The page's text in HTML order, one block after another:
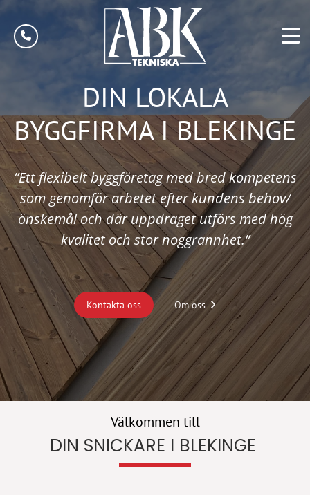
DIN LOKALA
BYGGFIRMA I BLEKINGE
”Ett flexibelt byggföretag med bred kompetens
som genomför arbetet efter kundens behov/
önskemål och där uppdraget utförs med hög
kvalitet och stor noggrannhet.”
Kontakta oss Om oss
Välkommen till
DIN SNICKARE I BLEKINGE